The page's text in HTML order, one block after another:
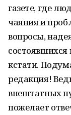
газете, где
чаяния и
вопросы,
состоявшихся
кстати.
редакция!
внештатных
пожелает